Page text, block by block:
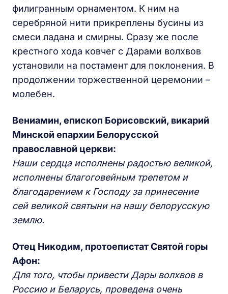
филигранным орнаментом. К ним на
серебряной нити прикреплены бусины из
смеси ладана и смирны. Сразу же после
крестного хода ковчег с Дарами волхвов
установили на постамент для поклонения. В
продолжении торжественной церемонии –
молебен.
Вениамин, епископ Борисовский, викарий
Минской епархии Белорусской
православной церкви:
Наши сердца исполнены радостью великой,
исполнены благоговейным трепетом и
благодарением к Господу за принесение
сей великой святыни на нашу белорусскую
землю.
Отец Никодим, протоепистат Святой горы
Афон:
Для того, чтобы привести Дары волхвов в
Россию и Беларусь, проведена очень